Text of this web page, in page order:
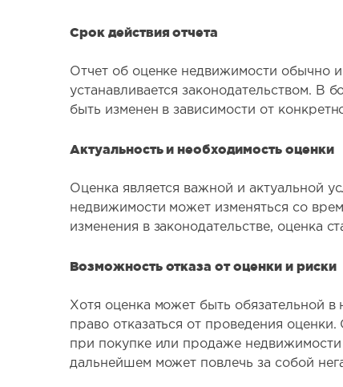
Срок действия отчета
Отчет об оценке недвижимости обычно
устанавливается законодательством. В
быть изменен в зависимости от
Актуальность и необходимость оценки
Оценка является важной и актуальной
недвижимости может изменяться со
изменения в законодательстве, оценка
Возможность отказа от оценки и риски
Хотя оценка может быть обязательной в
право отказаться от проведения
при покупке или продаже недвижимости
дальнейшем может повлечь за собой